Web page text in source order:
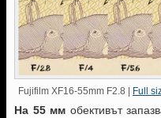
Fujifilm XF16-55mm F2.8 | Full
На 55 мм обективът